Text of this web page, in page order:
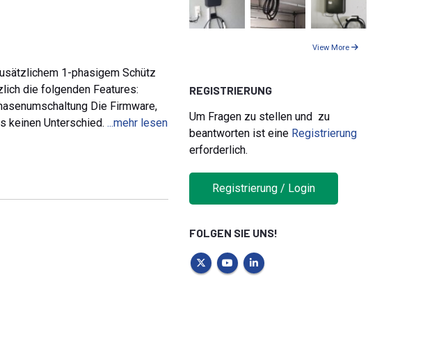
1-phasigem Schütz
die folgenden Features:
Die Firmware,
keinen Unterschied. ...mehr lesen
View More
REGISTRIERUNG
Um Fragen zu stellen und zu
beantworten ist eine Registrierung
erforderlich.
Registrierung / Login
FOLGEN SIE UNS!